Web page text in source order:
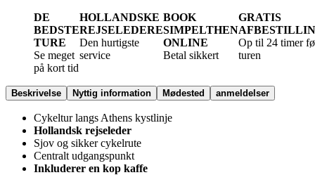
DE
BEDSTE
TURE
Se meget
på kort tid
HOLLANDSKE
REJSELEDERE
Den hurtigste
service
BOOK
SIMPELTHEN
ONLINE
Betal sikkert
GRATIS
Op til 24 timer
turen
Beskrivelse Nyttig information Mødested anmeldelser
Cykeltur langs Athens kystlinje
Hollandsk rejseleder
Sjov og sikker cykelrute
Centralt udgangspunkt
Inkluderer en kop kaffe